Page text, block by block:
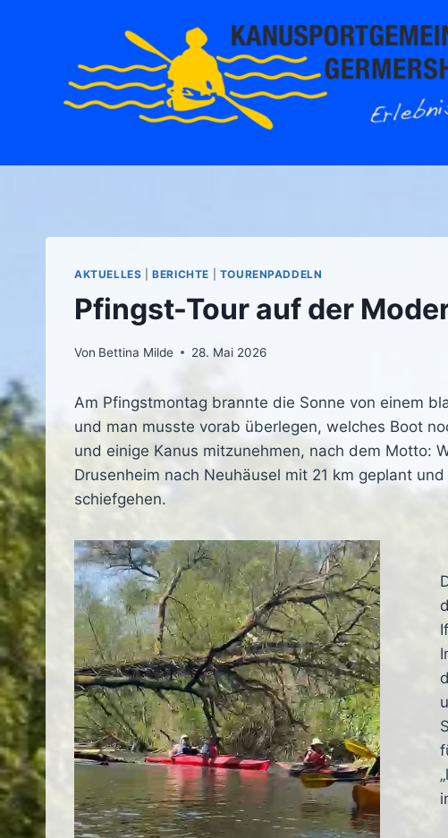
AKTUELLES |BERICHTE TOURENPADDELN
Pfingst-Tour auf der
Von Bettina Milde 28. Mai 2026
Am Pfingstmontag brannte die Sonne von einem
und man musste vorab überlegen, welches Boot
und einige Kanus mitzunehmen, nach dem Motto:
Drusenheim nach Neuhäusel mit 21 km geplant
schiefgehen.